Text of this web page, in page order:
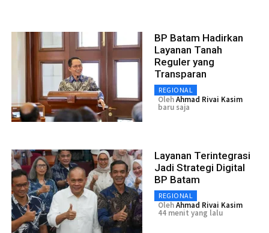
BP Batam Hadirkan
Layanan Tanah
Reguler yang
Transparan
REGIONAL
OlehAhmad Rivai Kasim
baru saja
Layanan Terintegrasi
Jadi Strategi Digital
BP Batam
REGIONAL
OlehAhmad Rivai Kasim
44 menit yang lalu